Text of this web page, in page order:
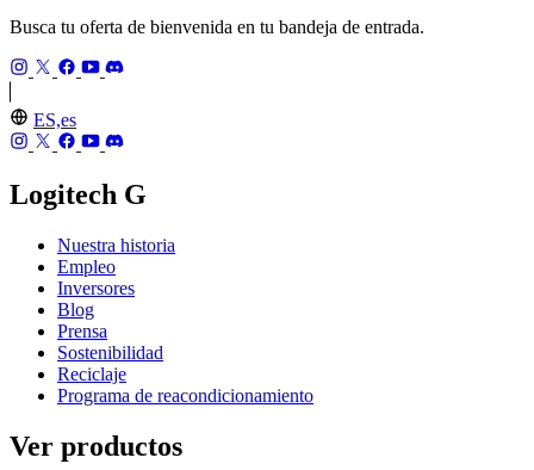
Busca tu oferta de bienvenida en tu bandeja de entrada.
ES,es
Logitech G
Nuestra historia
Empleo
Inversores
Blog
Prensa
Sostenibilidad
Reciclaje
Programa de reacondicionamiento
Ver productos